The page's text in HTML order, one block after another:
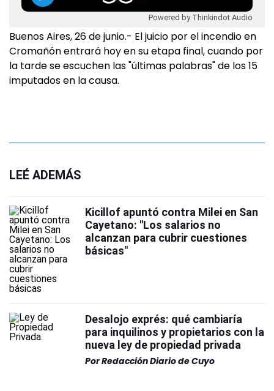
Powered by Thinkindot Audio
Buenos Aires, 26 de junio.- El juicio por el incendio en
Cromañón entrará hoy en su etapa final, cuando por
la tarde se escuchen las "últimas palabras" de los 15
imputados en la causa.
LEÉ ADEMÁS
Kicillof apuntó contra Milei en San
Cayetano: "Los salarios no
alcanzan para cubrir cuestiones
básicas"
Desalojo exprés: qué cambiaría
para inquilinos y propietarios con la
nueva ley de propiedad privada
PorRedacción Diario de Cuyo